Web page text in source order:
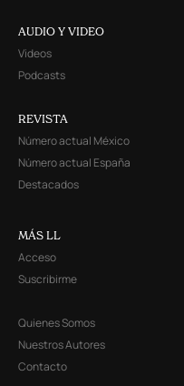
AUDIO Y VIDEO
Videos
Podcasts
REVISTA
Número actual México
Número actual España
Destacados
MÁS LL
Acceso
Suscribirme
Quienes Somos
Nuestros Autores
Contacto